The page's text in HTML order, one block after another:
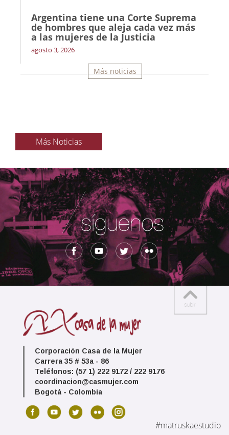
Argentina tiene una Corte Suprema
de hombres que aleja cada vez más
a las mujeres de la Justicia
agosto 3, 2026
Más noticias
Más Noticias
Corporación Casa de la Mujer
Carrera 35 # 53a - 86
Teléfonos: (57 1) 222 9172 / 222 9176
coordinacion@casmujer.com
Bogotá - Colombia
#matruskaestudio